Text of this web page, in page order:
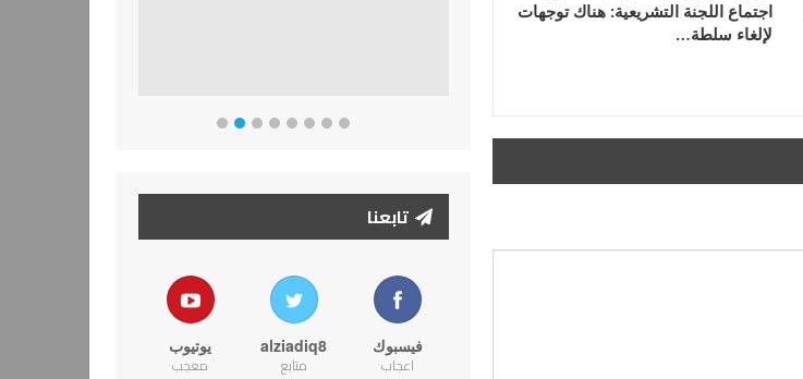
اجتماع اللجنة التشريعية: هناك توجهات
لإلغاء سلطة…
تابعنا
فيسبوك
اعجاب
alziadiq8
متابع
يوتيوب
معجب